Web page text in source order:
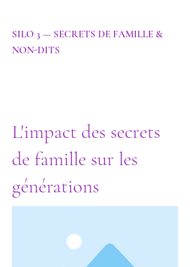
SILO 3 — SECRETS DE FAMILLE &
NON-DITS
L'impact des secrets
de famille sur les
générations